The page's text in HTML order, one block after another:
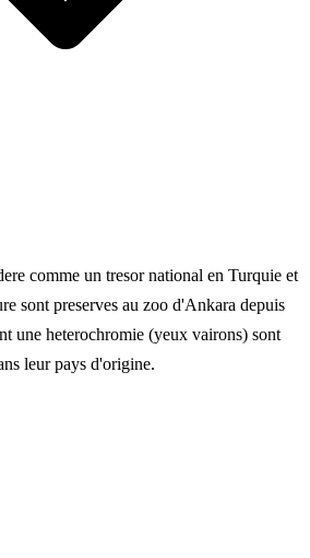
comme un tresor national en Turquie et
sont preserves au zoo d'Ankara depuis
une heterochromie (yeux vairons) sont
leur pays d'origine.